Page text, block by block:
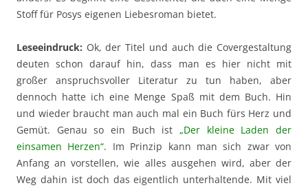
Stoff für Posys eigenen Liebesroman bietet.
Leseeindruck: Ok, der Titel und auch die Covergestaltung
deuten schon darauf hin, dass man es hier nicht mit
großer anspruchsvoller Literatur zu tun haben, aber
dennoch hatte ich eine Menge Spaß mit dem Buch. Hin
und wieder braucht man auch mal ein Buch fürs Herz und
Gemüt. Genau so ein Buch ist „Der kleine Laden der
einsamen Herzen“. Im Prinzip kann man sich zwar von
Anfang an vorstellen, wie alles ausgehen wird, aber der
Weg dahin ist doch das eigentlich unterhaltende. Mit viel